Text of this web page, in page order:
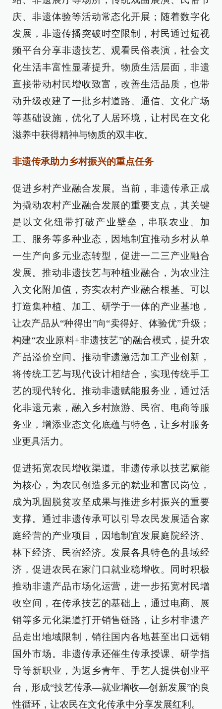
庆、非遗体验等活动常态化开展；随着数字化
发展，非遗传播突破时空限制，村民通过短视
频平台分享非遗技艺、观看民俗表演，社会文
化生活丰富性显著提升。物质生活层面，非遗
直接带动村民增收致富，改善生活品质，也带
动升级改建了一批乡村道路、通信、文化广场
等基础设施，优化了人居环境，让村民在文化
滋养中获得精神与物质的双丰收。
非遗传承助力乡村振兴的重点任务
促进乡村产业融合发展。当前，非遗传承正成
为撬动农村产业融合发展的重要支点，其关键
是以文化纽带打破产业壁垒，串联农业、加
工、服务等多种业态，因地制宜推动乡村从单
一生产向多元业态转型，促进一二三产业融合
发展。推动非遗技艺与种植业融合，为农业注
入文化附加值，夯实农村产业融合根基。可以
打造集种植、加工、研学于一体的产业基地，
让农产品从“种得出”向“卖得好、体验优”升级；
构建“农业原料+非遗技艺”的融合模式，提升农
产品溢价空间。推动非遗激活加工产业创新，
将传统工艺与现代设计相结合，实现传统手工
艺的现代转化。推动非遗赋能服务业，通过活
化非遗元素，融入乡村旅游、民宿、电商等服
务业，增添业态文化底蕴与特色，让乡村服务
业更具活力。
促进拓宽农民增收渠道。非遗传承以技艺赋能
为核心，为农民创造多元的就业和富民岗位，
成为巩固脱贫攻坚成果与推进乡村振兴的重要
支撑。通过非遗传承可以引导农民发展适合家
庭经营的产业项目，因地制宜发展庭院经济、
林下经济、民宿经济。发展各具特色的县域经
济，促进农民在家门口就业稳增收。同时积极
推动非遗产品市场化运营，进一步拓宽村民增
收空间，在传承技艺的基础上，通过电商、展
销等多元化渠道打开销售链路，让乡村非遗产
品走出地域限制，销往国内各地甚至出口远销
国外市场。非遗传承还催生传承授课、研学指
导等新职业，为返乡青年、手艺人提供创业平
台，形成“技艺传承—就业增收—创新发展”的良
性循环，让农民在文化传承中分享发展红利。